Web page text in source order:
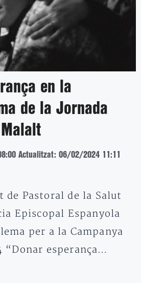
en la
de la Jornada
Actualitzat: 06/02/2024 11:11
de Pastoral de la Salut
Episcopal Espanyola
per a la Campanya
“Donar esperança…